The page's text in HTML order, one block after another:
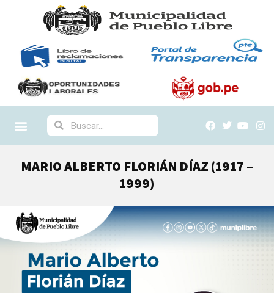
MARIO ALBERTO FLORIÁN DÍAZ (1917 –
1999)